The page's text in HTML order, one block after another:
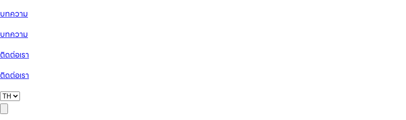
บทความ
บทความ
ติดต่อเรา
ติดต่อเรา